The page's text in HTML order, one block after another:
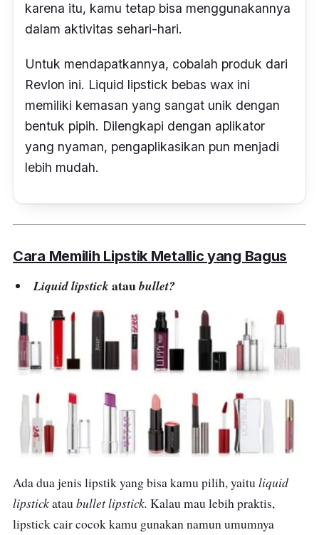
karena itu, kamu tetap bisa menggunakannya
dalam aktivitas sehari-hari.
Untuk mendapatkannya, cobalah produk dari
Revlon ini. Liquid lipstick bebas wax ini
memiliki kemasan yang sangat unik dengan
bentuk pipih. Dilengkapi dengan aplikator
yang nyaman, pengaplikasikan pun menjadi
lebih mudah.
Cara Memilih Lipstik Metallicyang Bagus
Liquid lipstickataubullet?
Ada dua jenis lipstik yang bisa kamu pilih, yaitu liquid
lipstickatau bullet lipstick. Kalau mau lebih praktis,
lipstick cair cocok kamu gunakan namun umumnya